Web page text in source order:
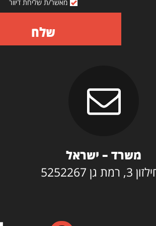
מאשר/ת שליחת דיוור
שלח
משרד – ישראל
גן 5252267